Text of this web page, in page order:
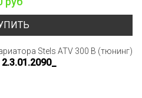
Stels ATV 300 B (тюнинг)
2.3.01.2090_